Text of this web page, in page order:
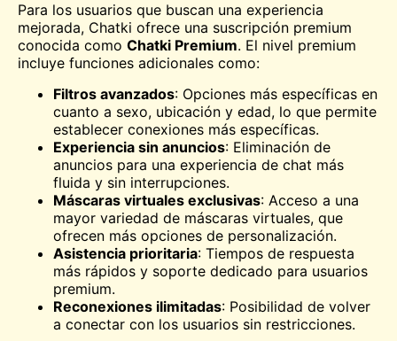
Para los usuarios que buscan una experiencia
mejorada, Chatki ofrece una suscripción premium
conocida como Chatki Premium. El nivel premium
incluye funciones adicionales como:
Filtros avanzados: Opciones más específicas en
cuanto a sexo, ubicación y edad, lo que permite
establecer conexiones más específicas.
Experiencia sin anuncios: Eliminación de
anuncios para una experiencia de chat más
fluida y sin interrupciones.
Máscaras virtuales exclusivas: Acceso a una
mayor variedad de máscaras virtuales, que
ofrecen más opciones de personalización.
Asistencia prioritaria: Tiempos de respuesta
más rápidos y soporte dedicado para usuarios
premium.
Reconexiones ilimitadas: Posibilidad de volver
a conectar con los usuarios sin restricciones.